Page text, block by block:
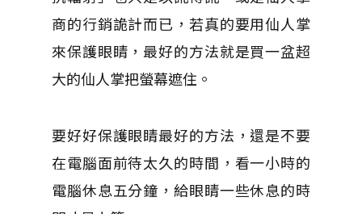
商的行銷詭計而已，若真的要用仙人掌
來保護眼睛，最好的方法就是買一盆超
大的仙人掌把螢幕遮住。
要好好保護眼睛最好的方法，還是不要
在電腦面前待太久的時間，看一小時的
電腦休息五分鐘，給眼睛一些休息的時